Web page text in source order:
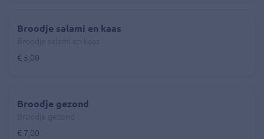
Broodje salami en kaas
€ 5,00
Broodje gezond
€ 7,00